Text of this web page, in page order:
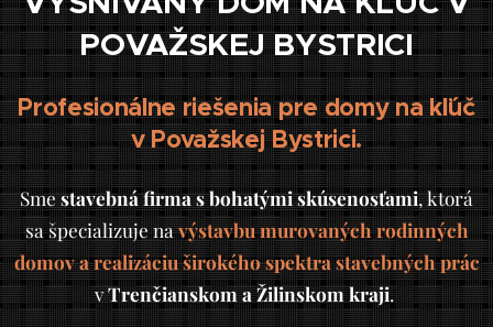
POVAŽSKEJ BYSTRICI
Profesionálne riešenia pre domy na kľúč
v Považskej Bystrici.
Smestavebná firma s bohatými skúsenosťami, ktorá
sa špecializuje navýstavbu murovaných rodinných
domov a realizáciu širokého spektra stavebných prác
vTrenčianskom a Žilinskom kraji.